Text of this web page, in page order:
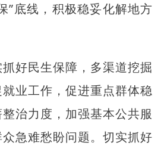
”底线，积极稳妥化解地方
好民生保障，多渠道挖掘
业工作，促进重点群体稳
治力度，加强基本公共服
急难愁盼问题。切实抓好